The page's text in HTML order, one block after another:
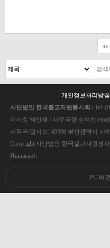
개인정보처리방침
사단법인 한국불교자원봉사회 / Tel:
이사장 박인채 / 사무국장 성백천
사무국/급식소: 49398 부산광역시 사
Copyright 사단법인 한국불교자원봉
Humansoft
PC 버